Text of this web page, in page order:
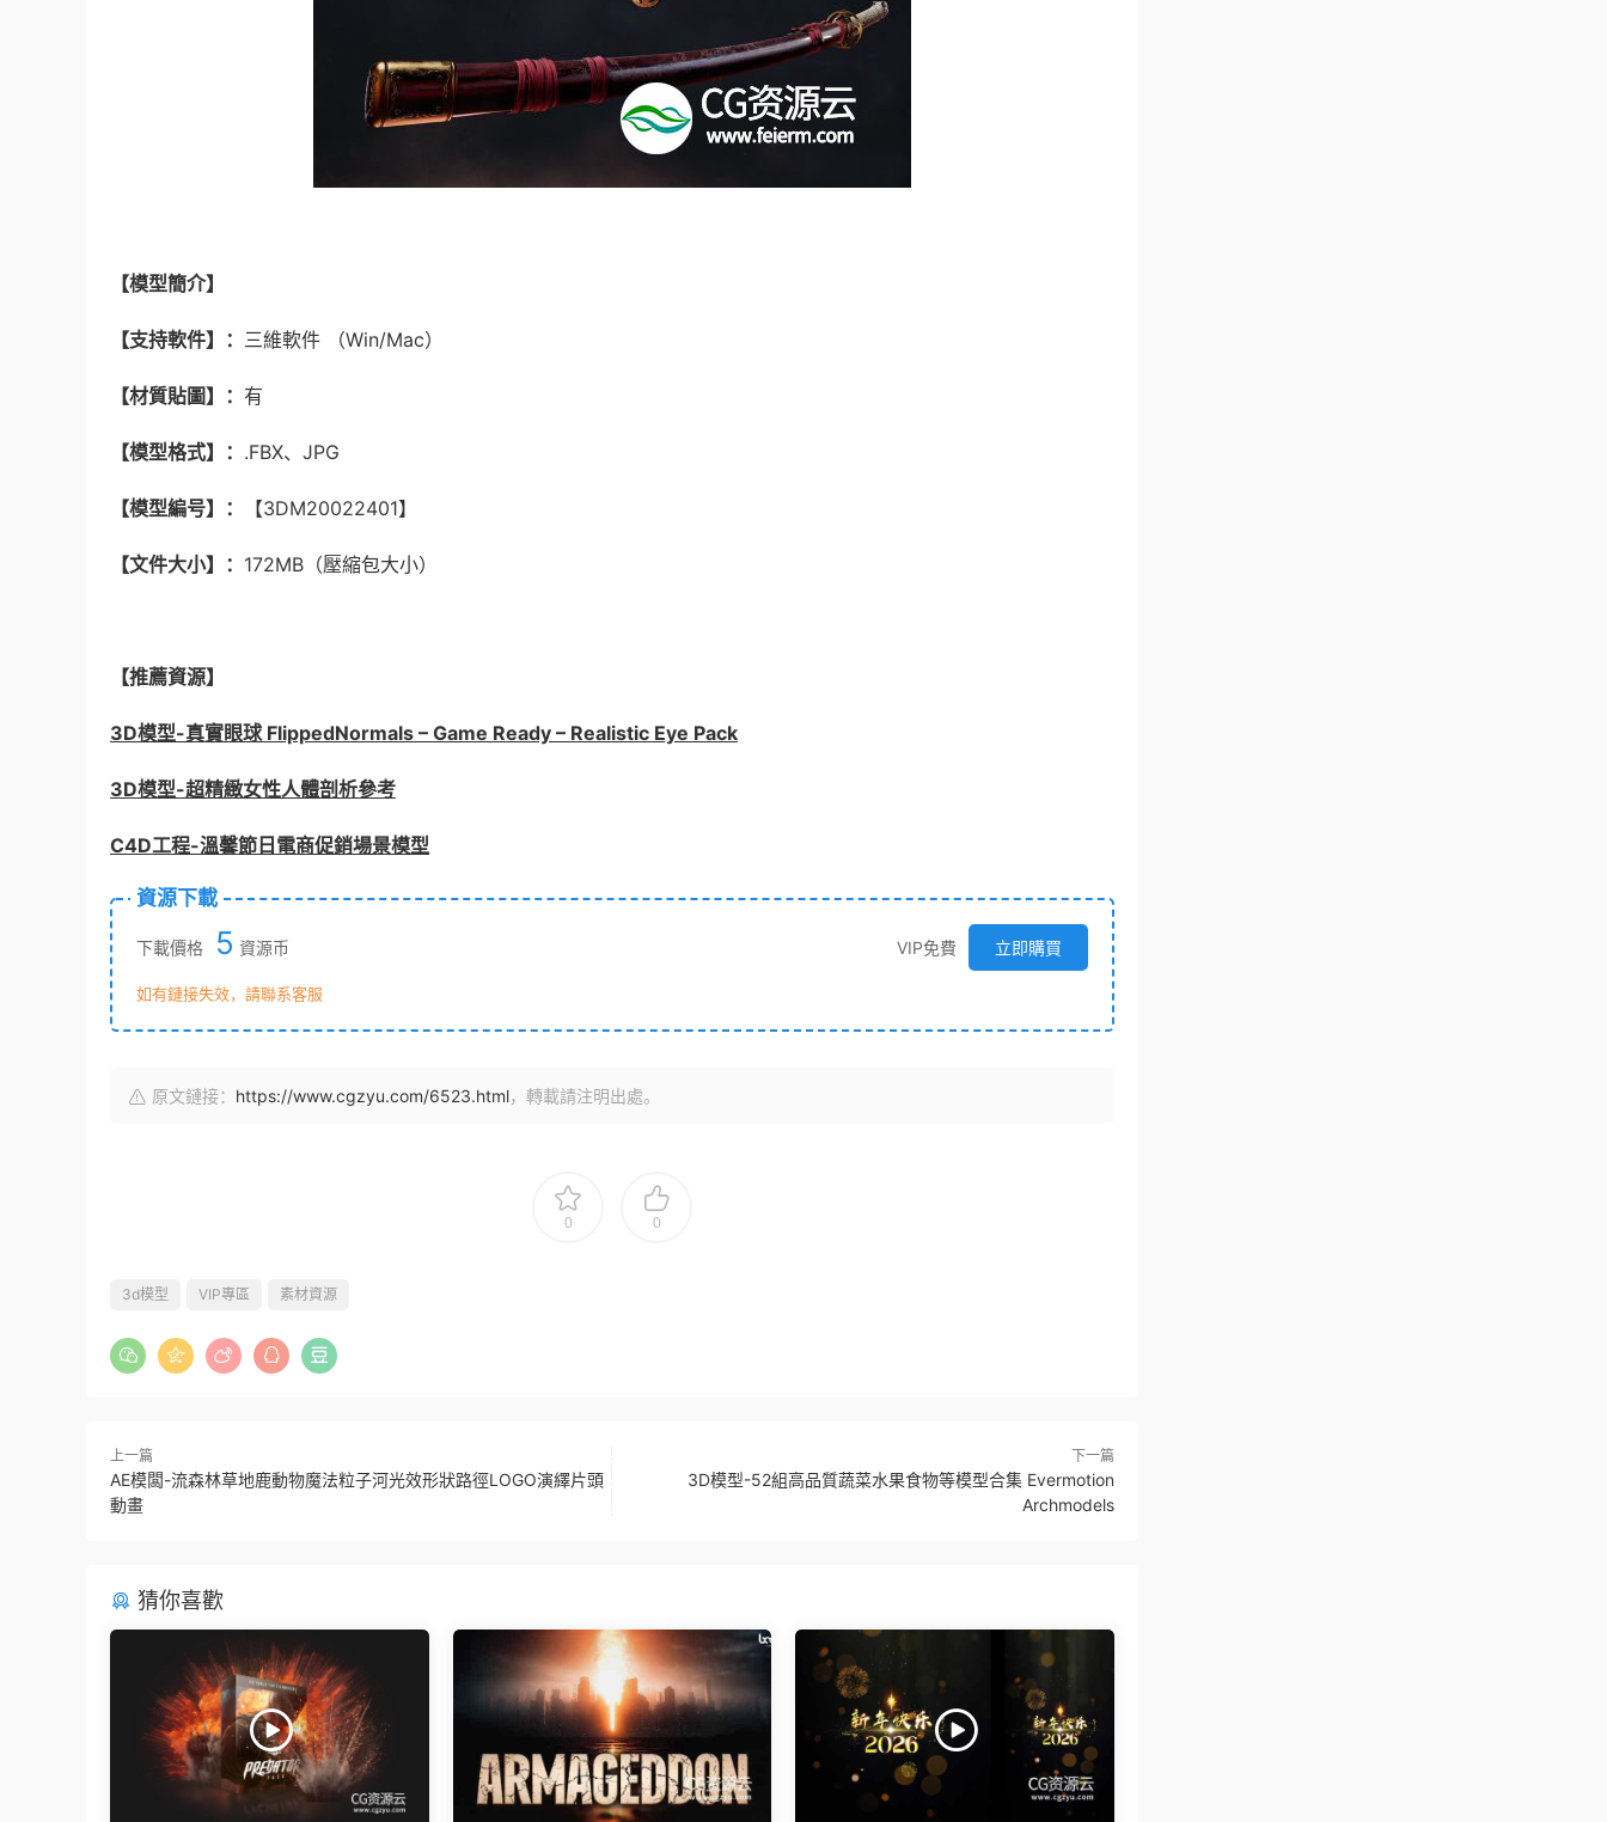
【模型簡介】
【支持軟件】： 三維軟件 （Win/Mac）
【材質貼圖】： 有
【模型格式】： .FBX、JPG
【模型編号】： 【3DM20022401】
【文件大小】： 172MB（壓縮包大小）
【推薦資源】
3D模型-真實眼球 FlippedNormals – Game Ready – Realistic Eye Pack
3D模型-超精緻女性人體剖析參考
C4D工程-溫馨節日電商促銷場景模型
資源下載
下載價格 5 資源币 VIP免費 立即購買
如有鏈接失效，請聯系客服
原文鏈接： https://www.cgzyu.com/6523.html，轉載請注明出處。
0 0
3d模型 VIP專區 素材資源
上一篇
AE模闆-流森林草地鹿動物魔法粒子河光效形狀路徑LOGO演繹片頭
動畫
下一篇
3D模型-52組高品質蔬菜水果食物等模型合集 Evermotion
Archmodels
猜你喜歡